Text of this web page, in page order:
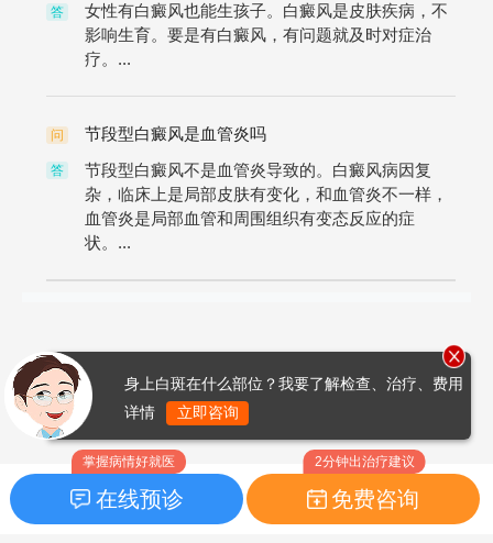
答
女性有白癜风也能生孩子。白癜风是皮肤疾病，不
影响生育。要是有白癜风，有问题就及时对症治
疗。...
问 节段型白癜风是血管炎吗
答
节段型白癜风不是血管炎导致的。白癜风病因复
杂，临床上是局部皮肤有变化，和血管炎不一样，
血管炎是局部血管和周围组织有变态反应的症
状。...
掌握病情好就医
在线预诊
2分钟出治疗建议
免费咨询
身上白斑在什么部位？我要了解检查、治疗、费用
详情
立即咨询